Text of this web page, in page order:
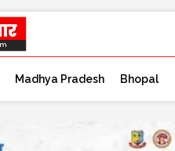
Madhya Pradesh Bhopal